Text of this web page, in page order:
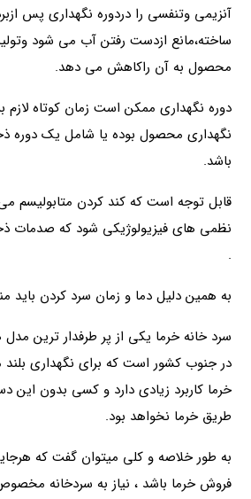
آنزیمی وتنفسی را دردوره نگهداری پس
ساخته،مانع ازدست رفتن آب می شود
محصول به آن راکاهش می دهد.
دوره نگهداری ممکن است زمان کوتاه
نگهداری محصول بوده یا شامل یک دوره
باشد.
قابل توجه است که کند کردن متابولیسم
نظمی های فیزیولوژیکی شود که صدمات
.
به همین دلیل دما و زمان سرد کردن
سرد خانه خرما یکی از پر طرفدار ترین
در جنوب کشور است که برای نگهداری
خرما کاربرد زیادی دارد و کسی بدون این
طریق خرما نخواهد بود.
به طور خلاصه و کلی میتوان گفت که
فروش خرما باشد ، نیاز به سردخانه